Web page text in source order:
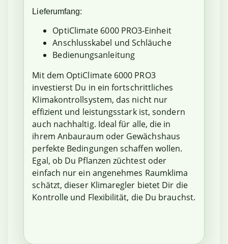
Lieferumfang:
OptiClimate 6000 PRO3-Einheit
Anschlusskabel und Schläuche
Bedienungsanleitung
Mit dem OptiClimate 6000 PRO3
investierst Du in ein fortschrittliches
Klimakontrollsystem, das nicht nur
effizient und leistungsstark ist, sondern
auch nachhaltig. Ideal für alle, die in
ihrem Anbauraum oder Gewächshaus
perfekte Bedingungen schaffen wollen.
Egal, ob Du Pflanzen züchtest oder
einfach nur ein angenehmes Raumklima
schätzt, dieser Klimaregler bietet Dir die
Kontrolle und Flexibilität, die Du brauchst.